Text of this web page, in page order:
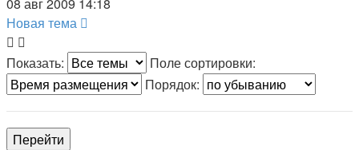
Новая тема
Показать:
Поле сортировки:
Порядок: